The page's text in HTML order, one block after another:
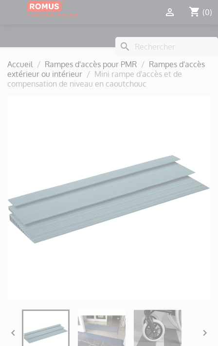
shopping_cart (0)

search
Accueil Rampes d'accès pour PMR
Rampes d'accès
extérieur ou intérieur
Mini rampe d'accès et de
compensation de niveau en caoutchouc
 
Panneau de gestion des cookies